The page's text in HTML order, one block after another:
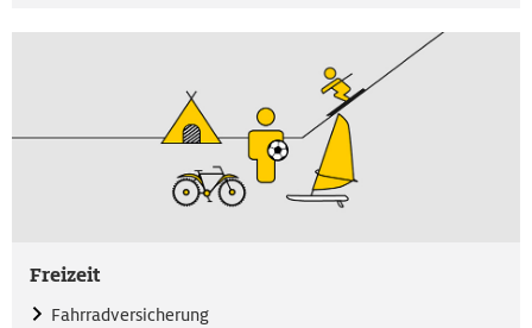
Freizeit
Fahrradversicherung